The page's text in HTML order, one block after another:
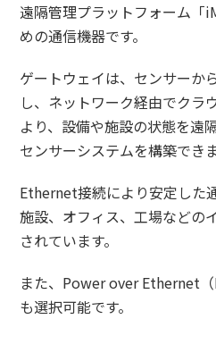
遠隔管理プラットフォーム「
めの通信機器です。
ゲートウェイは、センサーか
し、ネットワーク経由でクラ
より、設備や施設の状態を遠
センサーシステムを構築できま
Ethernet接続により安定した
施設、オフィス、工場などの
されています。
また、Power over Ethernet
も選択可能です。